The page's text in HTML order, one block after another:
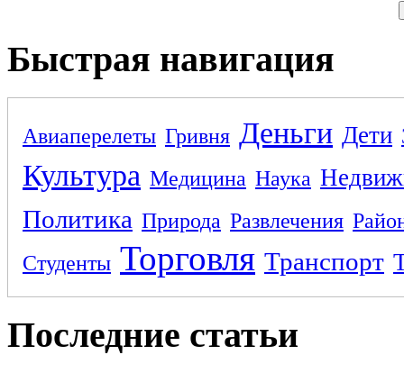
Быстрая навигация
Авиаперелеты Гривня Деньги Дети
Культура Медицина Наука
Политика Природа Развлечения
Студенты Торговля Транспорт
Последние статьи